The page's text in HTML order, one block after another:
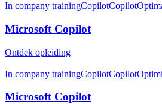
In company trainingCopilotCopilot
Microsoft Copilot
Ontdek opleiding
In company trainingCopilotCopilot
Microsoft Copilot